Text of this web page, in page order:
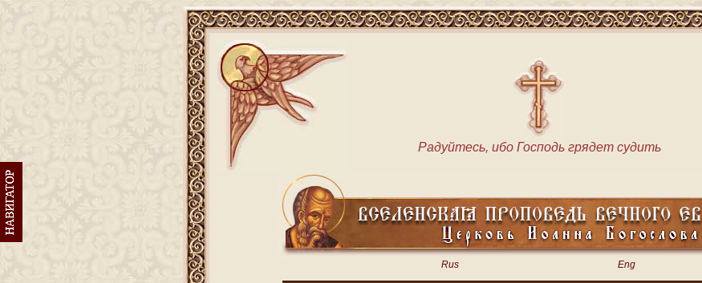
Радуйтесь, ибо Господь грядет судить
Rus Eng